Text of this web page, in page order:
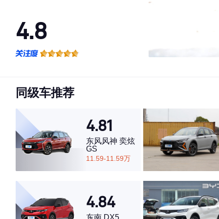
4.8
·空间表现较为优秀，优于80%同级车
同级车推荐
4.81
东风风神 奕炫
GS
11.59-11.59万
4.84